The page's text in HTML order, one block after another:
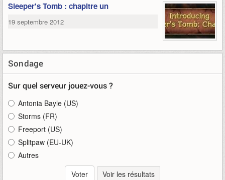
Sleeper's Tomb : chapitre un
19 septembre 2012
Sondage
Sur quel serveur jouez-vous ?
Antonia Bayle (US)
Storms (FR)
Freeport (US)
Splitpaw (EU-UK)
Autres
Voir les résultats